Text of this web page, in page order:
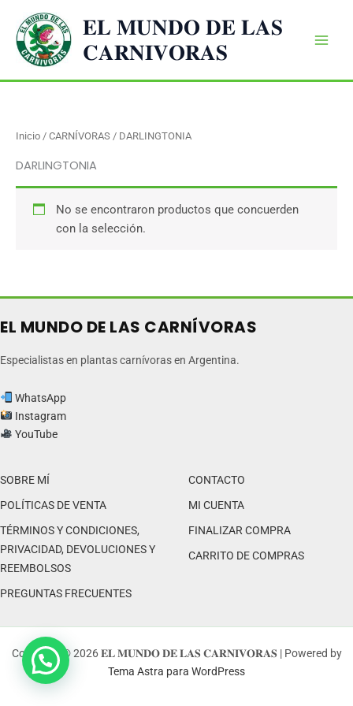
contenido
𝐄𝐋 𝐌𝐔𝐍𝐃𝐎 𝐃𝐄 𝐋𝐀𝐒
𝐂𝐀𝐑𝐍𝐈𝐕𝐎𝐑𝐀𝐒
Inicio / CARNÍVORAS / DARLINGTONIA
DARLINGTONIA
No se encontraron productos que concuerden
con la selección.
EL MUNDO DE LAS CARNÍVORAS
Especialistas en plantas carnívoras en Argentina.
WhatsApp
Instagram
YouTube
SOBRE MÍ
POLÍTICAS DE VENTA
TÉRMINOS Y CONDICIONES,
PRIVACIDAD, DEVOLUCIONES Y
REEMBOLSOS
PREGUNTAS FRECUENTES
CONTACTO
MI CUENTA
FINALIZAR COMPRA
CARRITO DE COMPRAS
Copyright © 2026 𝐄𝐋 𝐌𝐔𝐍𝐃𝐎 𝐃𝐄 𝐋𝐀𝐒 𝐂𝐀𝐑𝐍𝐈𝐕𝐎𝐑𝐀𝐒 | Powered by
Tema Astra para WordPress